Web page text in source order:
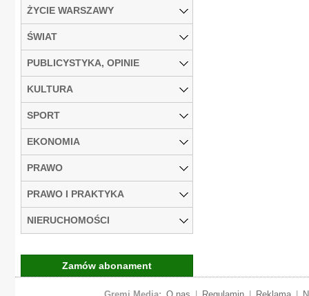
ŻYCIE WARSZAWY
ŚWIAT
PUBLICYSTYKA, OPINIE
KULTURA
SPORT
EKONOMIA
PRAWO
PRAWO I PRAKTYKA
NIERUCHOMOŚCI
Zamów abonament